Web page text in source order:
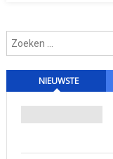
NIEUWSTE